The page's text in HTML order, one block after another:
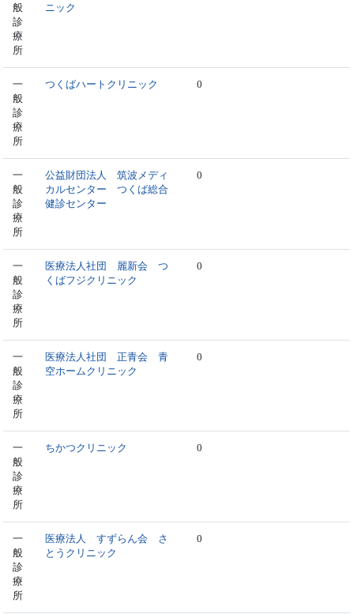
般
診
療
所
ニック
一
般
診
療
所
つくばハートクリニック 0
一
般
診
療
所
公益財団法人 筑波メディ
カルセンター つくば総合
健診センター
0
一
般
診
療
所
医療法人社団 麗新会 つ
くばフジクリニック
0
一
般
診
療
所
医療法人社団 正青会 青
空ホームクリニック
0
一
般
診
療
所
ちかつクリニック 0
一
般
診
療
所
医療法人 すずらん会 さ
とうクリニック
0